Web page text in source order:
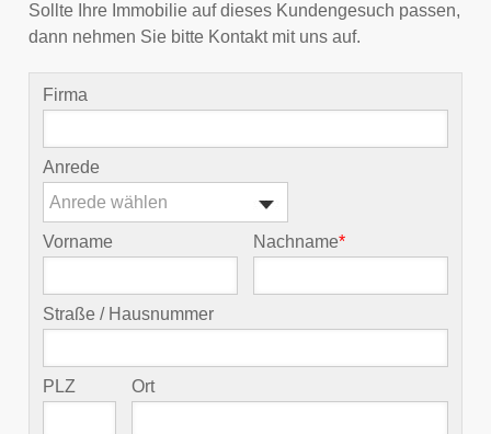
Sollte Ihre Immobilie auf dieses Kundengesuch passen,
dann nehmen Sie bitte Kontakt mit uns auf.
Firma
Anrede
Anrede wählen
Vorname Nachname*
Straße / Hausnummer
PLZ Ort